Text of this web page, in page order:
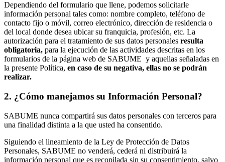
Dependiendo del formulario que llene, podemos solicitarle
información personal tales como: nombre completo, teléfono de
contacto fijo o móvil, correo electrónico, dirección de residencia o
del local donde desea ubicar su franquicia, profesión, etc. La
autorización para el tratamiento de sus datos personales resulta
obligatoria, para la ejecución de las actividades descritas en los
formularios de la página web de SABUME y aquellas señaladas en
la presente Política, en caso de su negativa, ellas no se podrán
realizar.
2. ¿Cómo manejamos su Información Personal?
SABUME nunca compartirá sus datos personales con terceros para
una finalidad distinta a la que usted ha consentido.
Siguiendo el lineamiento de la Ley de Protección de Datos
Personales, SABUME no venderá, cederá ni distribuirá la
información personal que es recopilada sin su consentimiento, salvo